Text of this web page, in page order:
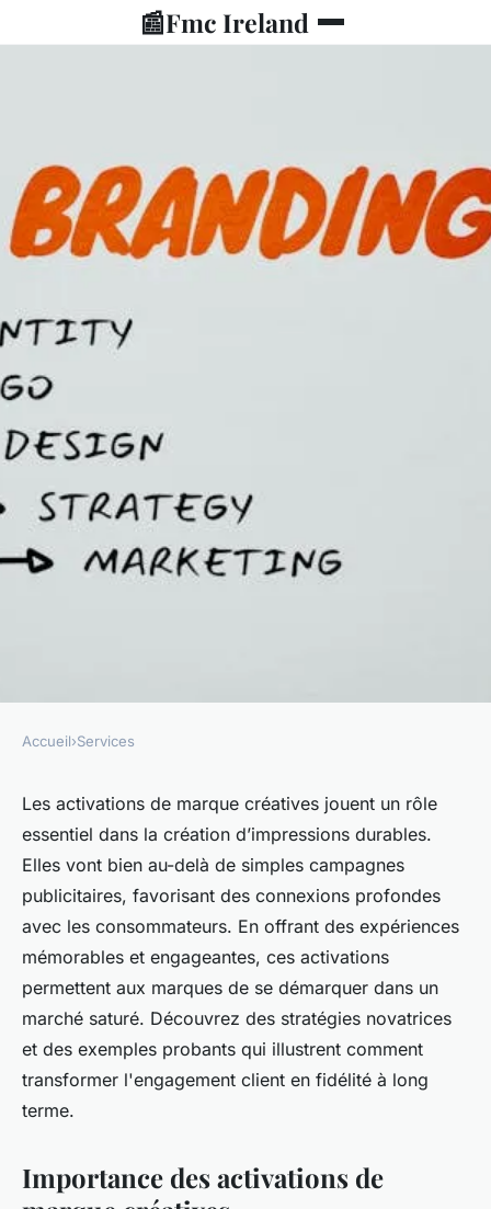
📰Fmc Ireland
Activations de marque
créatives pour des
impressions durables
marielle•23 mars 2025•4 min de lecture
Accueil›Services
Les activations de marque créatives jouent un rôle
essentiel dans la création d’impressions durables.
Elles vont bien au-delà de simples campagnes
publicitaires, favorisant des connexions profondes
avec les consommateurs. En offrant des expériences
mémorables et engageantes, ces activations
permettent aux marques de se démarquer dans un
marché saturé. Découvrez des stratégies novatrices
et des exemples probants qui illustrent comment
transformer l'engagement client en fidélité à long
terme.
Importance des activations de